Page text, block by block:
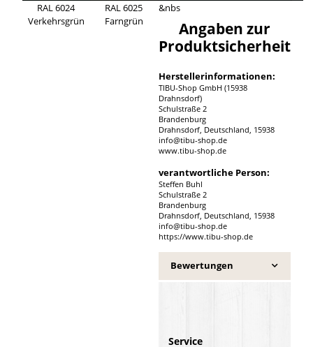
RAL 6024
Verkehrsgrün
RAL 6025
Farngrün
&nbs
Angaben zur
Produktsicherheit
Herstellerinformationen:
TIBU-Shop GmbH (15938
Drahnsdorf)
Schulstraße 2
Brandenburg
Drahnsdorf, Deutschland, 15938
info@tibu-shop.de
www.tibu-shop.de
verantwortliche Person:
Steffen Buhl
Schulstraße 2
Brandenburg
Drahnsdorf, Deutschland, 15938
info@tibu-shop.de
https://www.tibu-shop.de
Bewertungen
Service